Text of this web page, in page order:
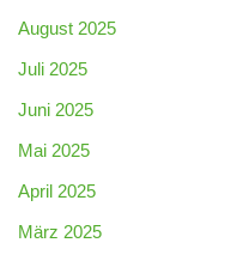
August 2025
Juli 2025
Juni 2025
Mai 2025
April 2025
März 2025